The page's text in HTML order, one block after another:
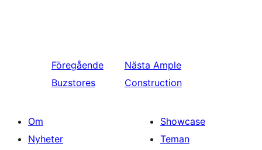
Föregående
Buzstores
Nästa Ample
Construction
Om
Nyheter
Showcase
Teman